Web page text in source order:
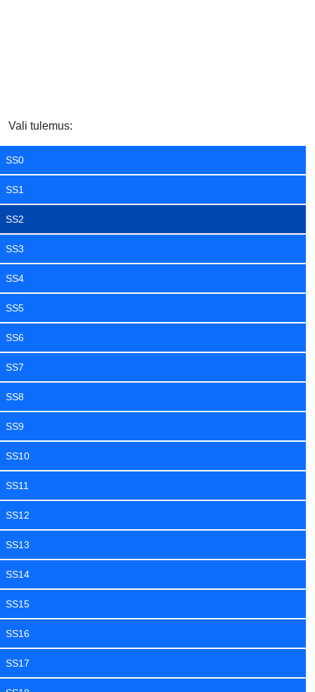
Vali tulemus:
SS0
SS1
SS2
SS3
SS4
SS5
SS6
SS7
SS8
SS9
SS10
SS11
SS12
SS13
SS14
SS15
SS16
SS17